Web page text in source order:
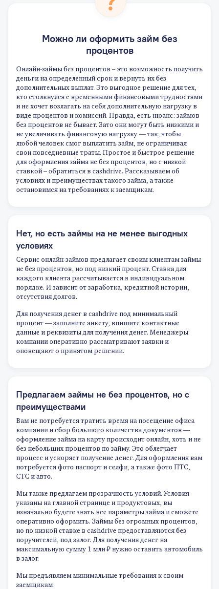
Можно ли оформить займ без
процентов
Онлайн-займы без процентов – это возможность получить
деньги на определенный срок и вернуть их без
дополнительных выплат. Это выгодное решение для тех,
кто столкнулся с временными финансовыми трудностями
и не хочет возлагать на себя дополнительную нагрузку в
виде процентов и комиссий. Правда, есть нюанс: займов
без процентов не бывает. Зато они могут быть низкими и
не увеличивать финансовую нагрузку — так, чтобы
любой человек смог выплатить займ, не ограничивая
свои повседневные траты. Простое и быстрое решение
для оформления займа не без процентов, но с низкой
ставкой – обратиться в cashdrive. Рассказываем об
условиях и преимуществах такого займа, а также
остановимся на требованиях к заемщикам.
Нет, но есть займы на не менее выгодных
условиях
Сервис онлайн-займов предлагает своим клиентам займы
не без процентов, но под низкий процент. Ставка для
каждого клиента рассчитывается в индивидуальном
порядке. И зависит от заработка, кредитной истории,
отсутствия долгов.
Для получения денег в cashdrive под минимальный
процент — заполните анкету, впишите контактные
данные и реквизиты для получения денег. Менеджеры
компании оперативно рассматривают заявки и
оповещают о принятом решении.
Предлагаем займы не без процентов, но с
преимуществами
Вам не потребуется тратить время на посещение офиса
компании и сбор большого количества документов —
оформление займа на карту происходит онлайн, хоть и не
без небольших процентов по займу. Это облегчает
процесс и ускоряет получение денег. Для оформления вам
потребуется фото паспорт и селфи, а также фото ПТС,
СТС и авто.
Мы также предлагаем прозрачность условий. Условия
указаны на главной странице и продуктовых, вы
изначально будете знать все параметры займа и сможете
оперативно оформить. Займы без огромных процентов,
но по низкой ставке в cashdrive предоставляются без
поручителей, под залог. Для получения денег на
максимальную сумму 1 млн ₽ нужно оставить автомобиль
в залог.
Мы предъявляем минимальные требования к своим
заемщикам: